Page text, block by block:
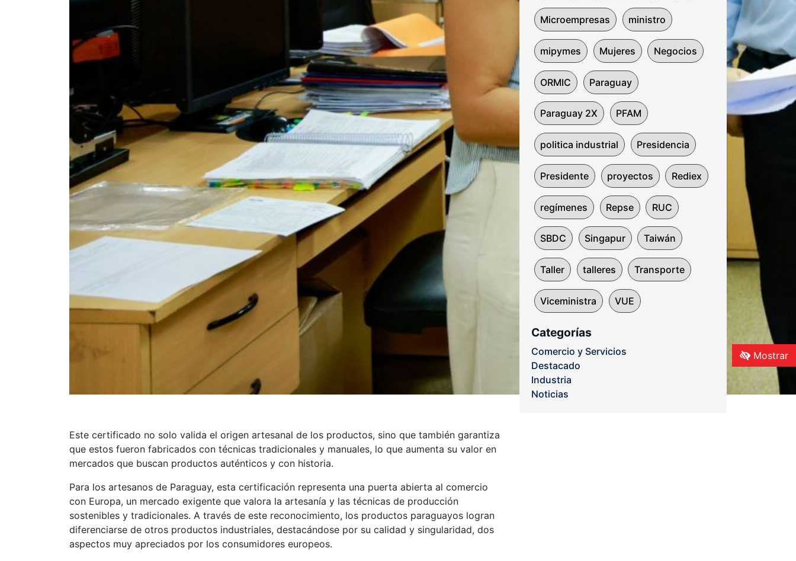
Mostrar
Este certificado no solo valida el origen artesanal de los productos, sino que también garantiza
que estos fueron fabricados con técnicas tradicionales y manuales, lo que aumenta su valor en
mercados que buscan productos auténticos y con historia.
Para los artesanos de Paraguay, esta certificación representa una puerta abierta al comercio
con Europa, un mercado exigente que valora la artesanía y las técnicas de producción
sostenibles y tradicionales. A través de este reconocimiento, los productos paraguayos logran
diferenciarse de otros productos industriales, destacándose por su calidad y singularidad, dos
aspectos muy apreciados por los consumidores europeos.
Microempresas ministro
mipymes Mujeres Negocios
ORMIC Paraguay
Paraguay 2X PFAM
politica industrial Presidencia
Presidente proyectos Rediex
regímenes Repse RUC
SBDC Singapur Taiwán
Taller talleres Transporte
Viceministra VUE
Categorías
Comercio y Servicios
Destacado
Industria
Noticias